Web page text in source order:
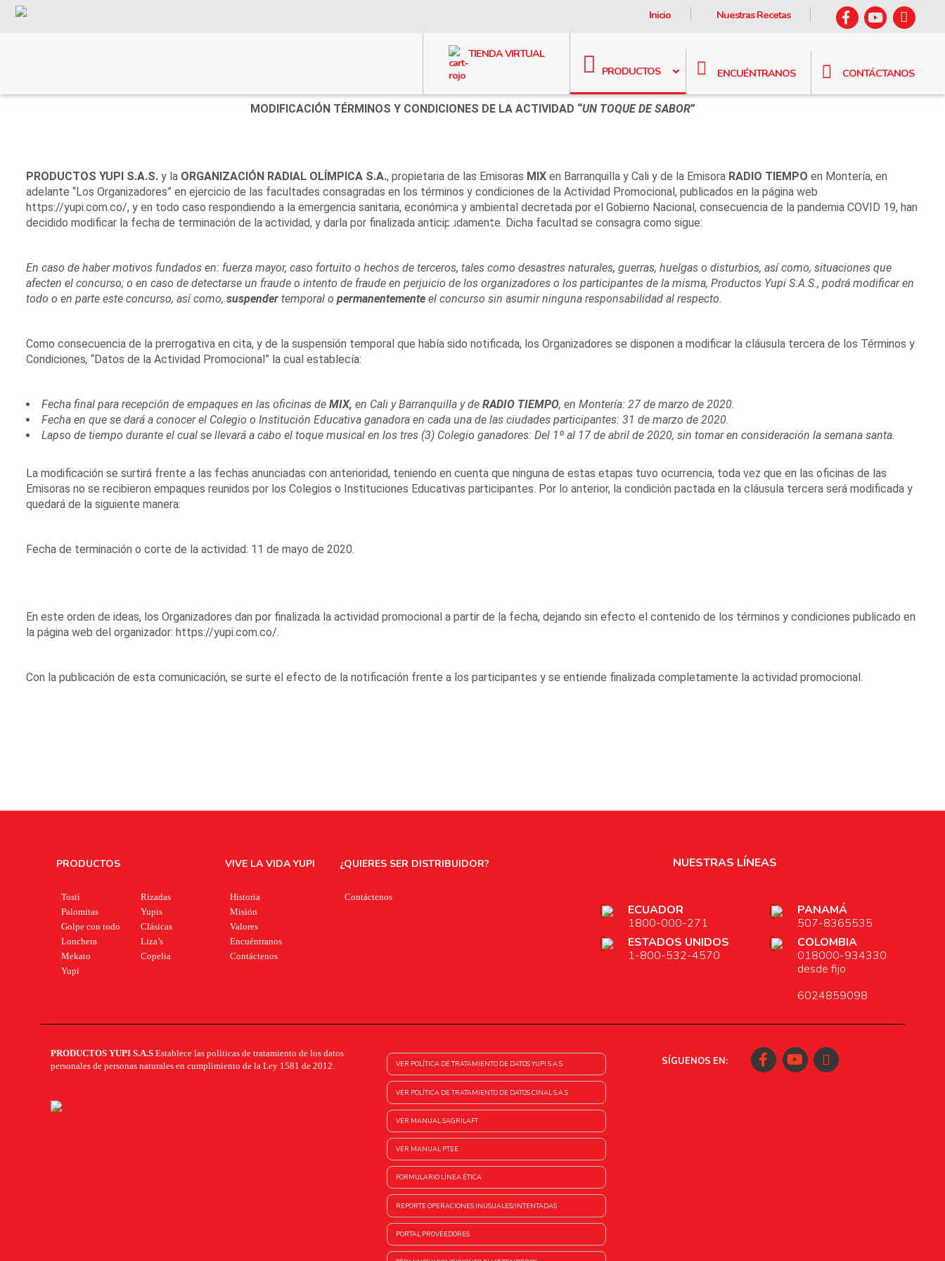
Facebook
Youtube
Inicio Nuestras Recetas
TIENDA VIRTUAL
PRODUCTOS
ENCUÉNTRANOS CONTÁCTANOS
MODIFICACIÓN TÉRMINOS Y CONDICIONES DE LA ACTIVIDAD “UN TOQUE DE SABOR”
PRODUCTOS YUPI S.A.S. y la ORGANIZACIÓN RADIAL OLÍMPICA S.A., propietaria de las Emisoras MIX en Barranquilla y Cali y de la Emisora RADIO TIEMPO en Montería, en
adelante “Los Organizadores” en ejercicio de las facultades consagradas en los términos y condiciones de la Actividad Promocional, publicados en la página web
https://yupi.com.co/, y en todo caso respondiendo a la emergencia sanitaria, económica y ambiental decretada por el Gobierno Nacional, consecuencia de la pandemia COVID 19, han
decidido modificar la fecha de terminación de la actividad, y darla por finalizada anticipadamente. Dicha facultad se consagra como sigue:
En caso de haber motivos fundados en: fuerza mayor, caso fortuito o hechos de terceros, tales como desastres naturales, guerras, huelgas o disturbios, así como, situaciones que
afecten el concurso; o en caso de detectarse un fraude o intento de fraude en perjuicio de los organizadores o los participantes de la misma, Productos Yupi S.A.S., podrá modificar en
todo o en parte este concurso, así como, suspender temporal o permanentemente el concurso sin asumir ninguna responsabilidad al respecto.
Como consecuencia de la prerrogativa en cita, y de la suspensión temporal que había sido notificada, los Organizadores se disponen a modificar la cláusula tercera de los Términos y
Condiciones, “Datos de la Actividad Promocional” la cual establecía:
Fecha final para recepción de empaques en las oficinas de MIX, en Cali y Barranquilla y de RADIO TIEMPO, en Montería: 27 de marzo de 2020.
Fecha en que se dará a conocer el Colegio o Institución Educativa ganadora en cada una de las ciudades participantes: 31 de marzo de 2020.
Lapso de tiempo durante el cual se llevará a cabo el toque musical en los tres (3) Colegio ganadores: Del 1º al 17 de abril de 2020, sin tomar en consideración la semana santa.
La modificación se surtirá frente a las fechas anunciadas con anterioridad, teniendo en cuenta que ninguna de estas etapas tuvo ocurrencia, toda vez que en las oficinas de las
Emisoras no se recibieron empaques reunidos por los Colegios o Instituciones Educativas participantes. Por lo anterior, la condición pactada en la cláusula tercera será modificada y
quedará de la siguiente manera:
Fecha de terminación o corte de la actividad: 11 de mayo de 2020.
En este orden de ideas, los Organizadores dan por finalizada la actividad promocional a partir de la fecha, dejando sin efecto el contenido de los términos y condiciones publicado en
la página web del organizador: https://yupi.com.co/.
Con la publicación de esta comunicación, se surte el efecto de la notificación frente a los participantes y se entiende finalizada completamente la actividad promocional.
VIVE LA VIDA YUPI
Historia
Misión
Valores
Encuéntranos
Contáctenos
PRODUCTOS
Tosti
Rizadas
Palomitas
Yupis
Golpe con todo
Clásicas
Lonchera
Liza’s
Mekato
Copelia
Yupi
¿QUIERES SER DISTRIBUIDOR?
Contáctenos
NUESTRAS LÍNEAS
ECUADOR
1800-000-271
PANAMÁ
507-8365535
ESTADOS UNIDOS
1-800-532-4570
COLOMBIA
018000-934330
desde fijo
6024859098
PRODUCTOS YUPI S.A.S Establece las políticas de tratamiento de los datos
personales de personas naturales en cumplimiento de la Ley 1581 de 2012.
VER POLÍTICA DE TRATAMIENTO DE DATOS YUPI S.A.S
VER POLÍTICA DE TRATAMIENTO DE DATOS CINAL S.A.S
VER MANUAL SAGRILAFT
VER MANUAL PTEE
FORMULARIO LÍNEA ÉTICA
REPORTE OPERACIONES INUSUALES/INTENTADAS
PORTAL PROVEEDORES
SÍGUENOS EN:
FacebookYoutubeInstagram